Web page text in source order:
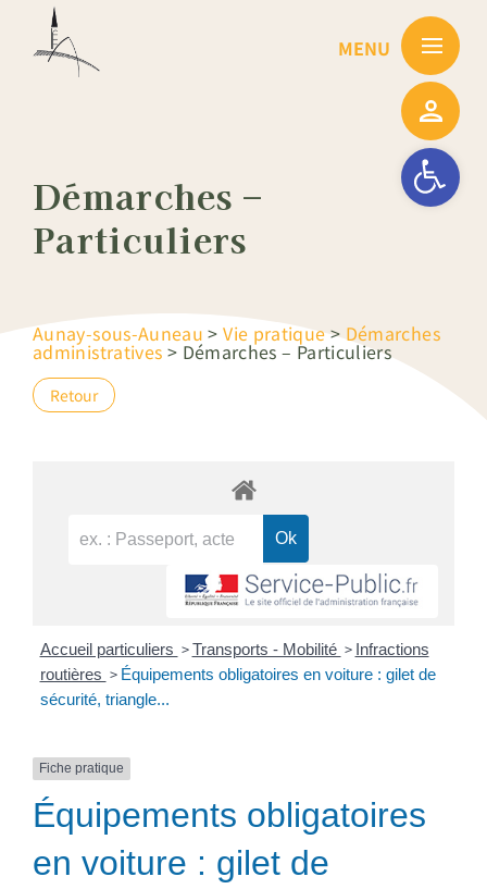
Ouvrir la
Démarches –
Particuliers
Aunay-sous-Auneau >Vie pratique>Démarches
administratives > Démarches – Particuliers
Retour
Accueil particuliers > Transports - Mobilité > Infractions
routières > Équipements obligatoires en voiture : gilet de
sécurité, triangle...
Fiche pratique
Équipements obligatoires
en voiture : gilet de